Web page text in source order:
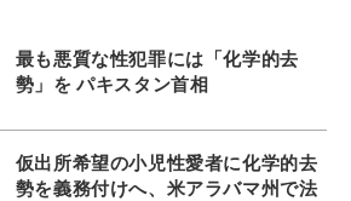
最も悪質な性犯罪には「化学的去
勢」を パキスタン首相
仮出所希望の小児性愛者に化学的去
勢を義務付けへ、米アラバマ州で法